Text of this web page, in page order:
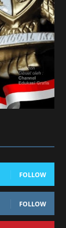
FOLLOW
FOLLOW